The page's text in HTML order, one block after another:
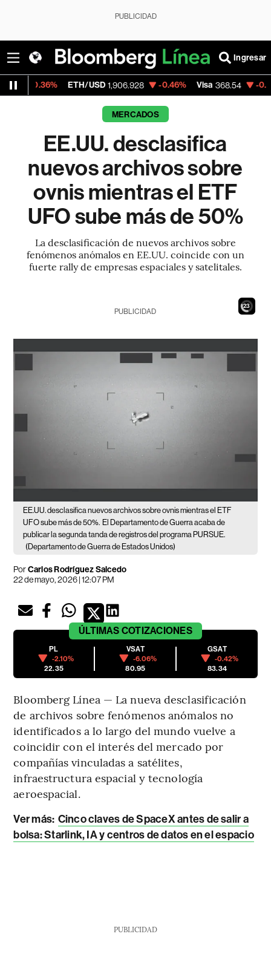
PUBLICIDAD
Ingresar
ETH/USD 1,906.928 -0.46% Visa 368.54 -0.28%
MERCADOS
EE.UU. desclasifica
nuevos archivos sobre
ovnis mientras el ETF
UFO sube más de 50%
La desclasificación de nuevos archivos sobre
fenómenos anómalos en EE.UU. coincide con un
fuerte rally de empresas espaciales y satelitales.
21
PUBLICIDAD
EE.UU. desclasifica nuevos archivos sobre ovnis mientras el ETF
UFO sube más de 50%. El Departamento de Guerra acaba de
publicar la segunda tanda de registros del programa PURSUE.
(Departamento de Guerra de Estados Unidos)
PorCarlos Rodríguez Salcedo
22 de mayo, 2026 | 12:07 PM
ÚLTIMAS COTIZACIONES
PL
-2.10%
22.35
VSAT
-6.06%
80.95
GSAT
-0.42%
83.34
Bloomberg Línea — La nueva desclasificación
de archivos sobre fenómenos anómalos no
identificados a lo largo del mundo vuelve a
coincidir con el interés del mercado por
compañías vinculadas a satélites,
infraestructura espacial y tecnología
aeroespacial.
Ver más: Cinco claves de SpaceX antes de salir a
bolsa: Starlink, IA y centros de datos en el espacio
PUBLICIDAD